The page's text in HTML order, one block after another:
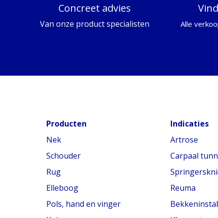
Concreet advies
Van onze product specialisten
Alle
Producten
Nek
Schouder
Rug
Elleboog
Pols, hand en vinger
Indicaties
Artrose
Carpaal
Reuma